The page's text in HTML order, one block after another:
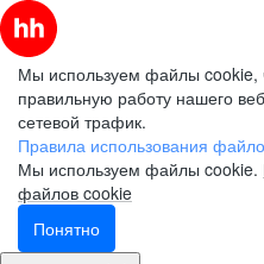
Мы используем файлы cookie,
правильную работу нашего
сетевой трафик.
Правила использования
Мы используем файлы cookie.
файлов cookie
Понятно